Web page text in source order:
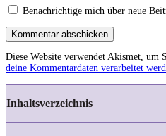
Benachrichtige mich über neue
Kommentar abschicken
Diese Website verwendet Akismet, um
deine Kommentardaten verarbeitet
Inhaltsverzeichnis